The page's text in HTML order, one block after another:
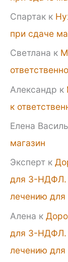
Спартак к
при сдаче
Светлана к
Александр к
к
Елена
магазин
Эксперт к
для 3-НДФЛ.
лечению для
Алена к
для 3-НДФЛ.
лечению для